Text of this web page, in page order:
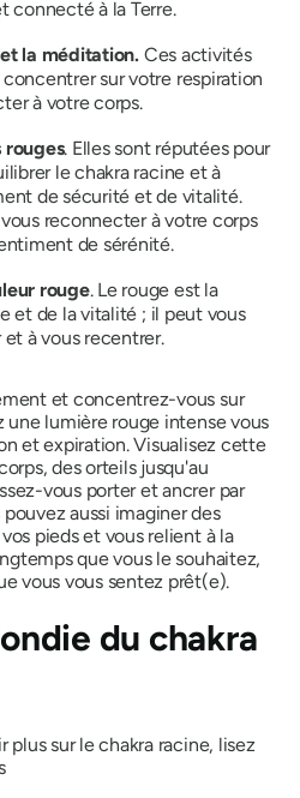
connecté à la Terre.
la méditation.Ces activités
sur votre respiration
à votre corps.
rouges. Elles sont réputées pour
le chakra racine et à
de sécurité et de vitalité.
reconnecter à votre corps
de sérénité.
rouge. Le rouge est la
et de la vitalité ; il peut vous
et à vous recentrer.
et concentrez-vous sur
une lumière rouge intense vous
et expiration. Visualisez cette
des orteils jusqu'au
vous porter et ancrer par
aussi imaginer des
pieds et vous relient à la
que vous le souhaitez,
vous vous sentez prêt(e).
du chakra
plus sur le chakra racine, lisez